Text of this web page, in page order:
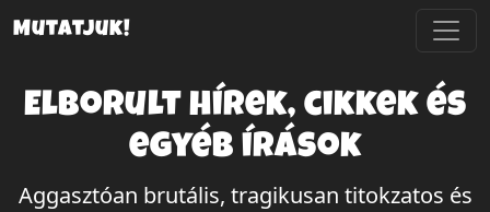
Mutatjuk!
Elborult hírek, cikkek és
egyéb írások
Aggasztóan brutális, tragikusan titokzatos és